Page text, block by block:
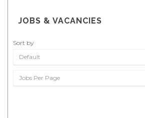
JOBS & VACANCIES
Sort by
Default
Jobs Per Page